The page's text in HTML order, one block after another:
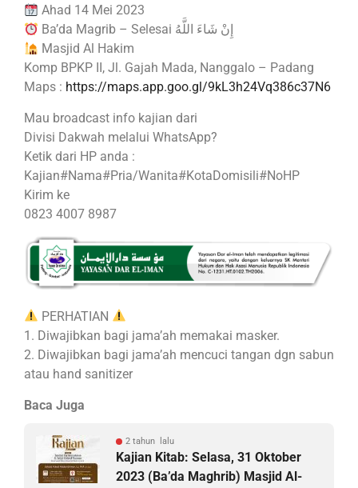
Ahad 14 Mei 2023
Ba’da Magrib – Selesai إِنْ شَاءَ اللَّهُ
Masjid Al Hakim
Komp BPKP II, Jl. Gajah Mada, Nanggalo – Padang
Maps : https://maps.app.goo.gl/9kL3h24Vq386c37N6
Mau broadcast info kajian dari
Divisi Dakwah melalui WhatsApp?
Ketik dari HP anda :
Kajian#Nama#Pria/Wanita#KotaDomisili#NoHP
Kirim ke
0823 4007 8987
PERHATIAN
1. Diwajibkan bagi jama’ah memakai masker.
2. Diwajibkan bagi jama’ah mencuci tangan dgn sabun
atau hand sanitizer
Baca Juga
2 tahun lalu
Kajian Kitab: Selasa, 31 Oktober
2023 (Ba’da Maghrib) Masjid Al-